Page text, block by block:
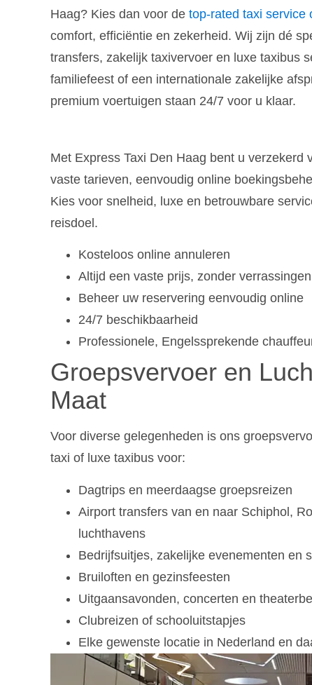
Haag? Kies dan voor de top-rated taxi service
comfort, efficiëntie en zekerheid. Wij zijn dé
transfers, zakelijk taxivervoer en luxe taxibus
familiefeest of een internationale zakelijke
premium voertuigen staan 24/7 voor u klaar.
Met Express Taxi Den Haag bent u
vaste tarieven, eenvoudig online
Kies voor snelheid, luxe en betrouwbare
reisdoel.
Kosteloos online annuleren
Altijd een vaste prijs, zonder verrassingen
Beheer uw reservering eenvoudig online
24/7 beschikbaarheid
Professionele, Engelssprekende
Groepsvervoer en
Maat
Voor diverse gelegenheden is ons
taxi of luxe taxibus voor:
Dagtrips en meerdaagse groepsreizen
Airport transfers van en naar Schiphol,
luchthavens
Bedrijfsuitjes, zakelijke evenementen en
Bruiloften en gezinsfeesten
Uitgaansavonden, concerten en
Clubreizen of schooluitstapjes
Elke gewenste locatie in Nederland en